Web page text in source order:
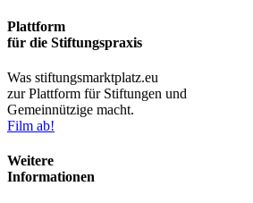
Plattform
für die Stiftungspraxis
Was stiftungsmarktplatz.eu
zur Plattform für Stiftungen und
Gemeinnützige macht.
Film ab!
Weitere
Informationen